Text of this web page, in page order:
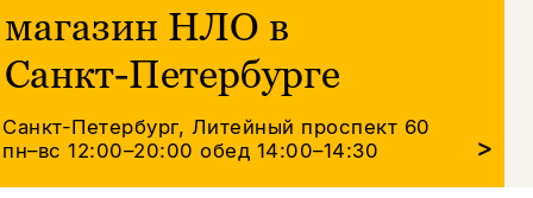
магазин НЛО в
Санкт-Петербурге
Санкт-Петербург, Литейный проспект 60
пн–вс 12:00–20:00обед 14:00–14:30 >